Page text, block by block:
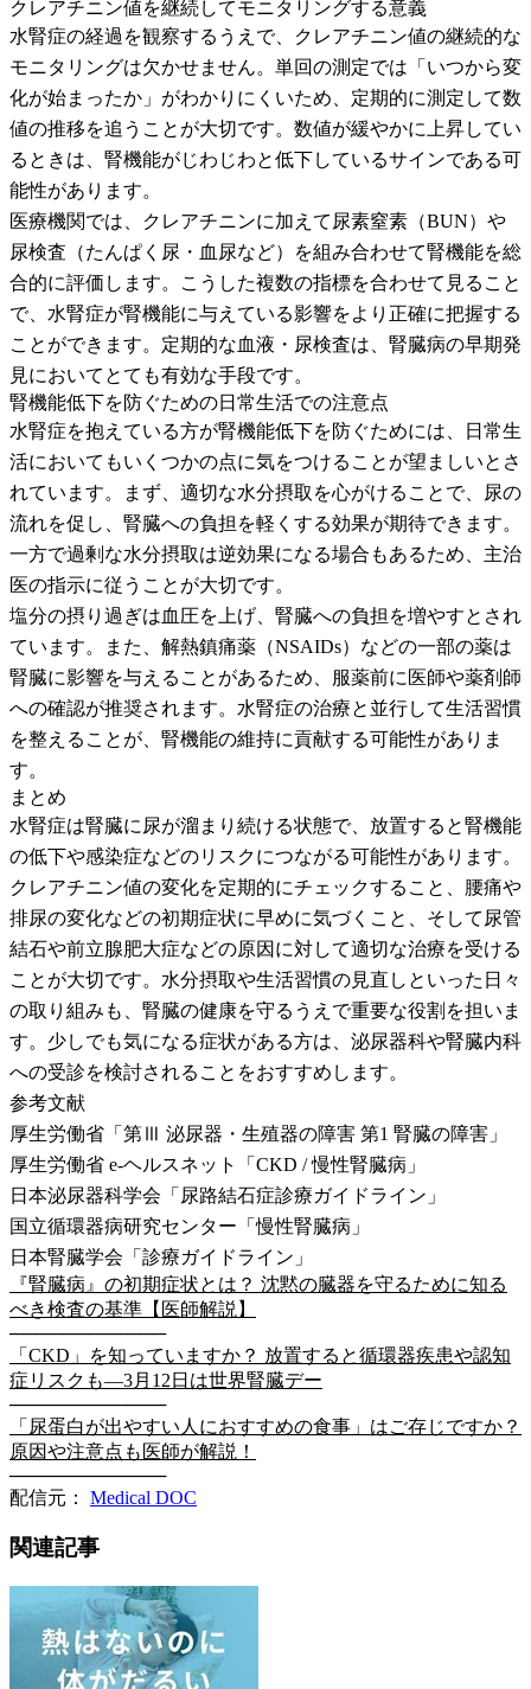
クレアチニン値を継続してモニタリングする意義
水腎症の経過を観察するうえで、クレアチニン値の継続的な
モニタリングは欠かせません。単回の測定では「いつから変
化が始まったか」がわかりにくいため、定期的に測定して数
値の推移を追うことが大切です。数値が緩やかに上昇してい
るときは、腎機能がじわじわと低下しているサインである可
能性があります。
医療機関では、クレアチニンに加えて尿素窒素（BUN）や
尿検査（たんぱく尿・血尿など）を組み合わせて腎機能を総
合的に評価します。こうした複数の指標を合わせて見ること
で、水腎症が腎機能に与えている影響をより正確に把握する
ことができます。定期的な血液・尿検査は、腎臓病の早期発
見においてとても有効な手段です。
腎機能低下を防ぐための日常生活での注意点
水腎症を抱えている方が腎機能低下を防ぐためには、日常生
活においてもいくつかの点に気をつけることが望ましいとさ
れています。まず、適切な水分摂取を心がけることで、尿の
流れを促し、腎臓への負担を軽くする効果が期待できます。
一方で過剰な水分摂取は逆効果になる場合もあるため、主治
医の指示に従うことが大切です。
塩分の摂り過ぎは血圧を上げ、腎臓への負担を増やすとされ
ています。また、解熱鎮痛薬（NSAIDs）などの一部の薬は
腎臓に影響を与えることがあるため、服薬前に医師や薬剤師
への確認が推奨されます。水腎症の治療と並行して生活習慣
を整えることが、腎機能の維持に貢献する可能性がありま
す。
まとめ
水腎症は腎臓に尿が溜まり続ける状態で、放置すると腎機能
の低下や感染症などのリスクにつながる可能性があります。
クレアチニン値の変化を定期的にチェックすること、腰痛や
排尿の変化などの初期症状に早めに気づくこと、そして尿管
結石や前立腺肥大症などの原因に対して適切な治療を受ける
ことが大切です。水分摂取や生活習慣の見直しといった日々
の取り組みも、腎臓の健康を守るうえで重要な役割を担いま
す。少しでも気になる症状がある方は、泌尿器科や腎臓内科
への受診を検討されることをおすすめします。
参考文献
厚生労働省「第Ⅲ 泌尿器・生殖器の障害 第1 腎臓の障害」
厚生労働省 e-ヘルスネット「CKD / 慢性腎臓病」
日本泌尿器科学会「尿路結石症診療ガイドライン」
国立循環器病研究センター「慢性腎臓病」
日本腎臓学会「診療ガイドライン」
『腎臓病』の初期症状とは？ 沈黙の臓器を守るために知る
べき検査の基準【医師解説】
────────────
「CKD」を知っていますか？ 放置すると循環器疾患や認知
症リスクも―3月12日は世界腎臓デー
────────────
「尿蛋白が出やすい人におすすめの食事」はご存じですか？
原因や注意点も医師が解説！
────────────
配信元： Medical DOC
関連記事